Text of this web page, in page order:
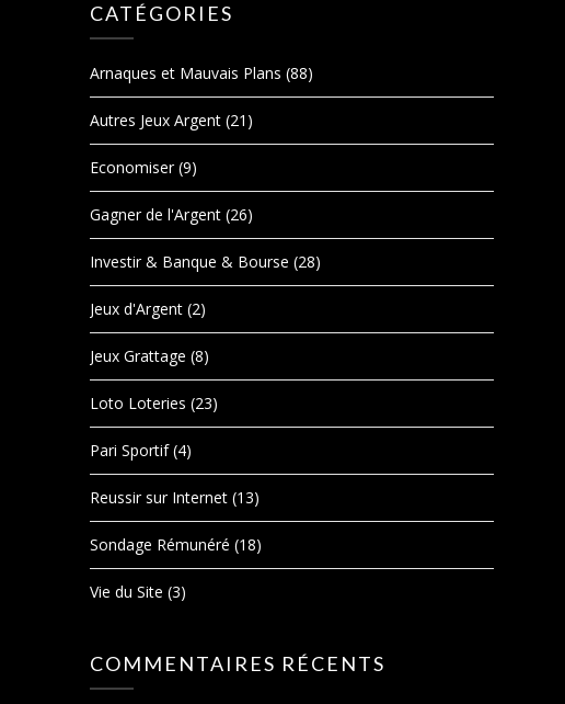
CATÉGORIES
Arnaques et Mauvais Plans (88)
Autres Jeux Argent (21)
Economiser(9)
Gagner de l'Argent (26)
Investir & Banque & Bourse (28)
Jeux d'Argent (2)
Jeux Grattage (8)
Loto Loteries (23)
Pari Sportif(4)
Reussir sur Internet (13)
Sondage Rémunéré (18)
Vie du Site (3)
COMMENTAIRES RÉCENTS